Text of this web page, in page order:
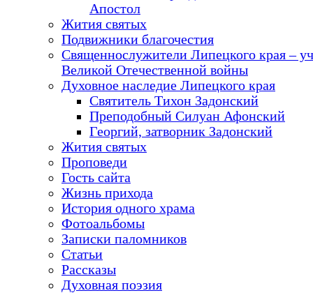
Апостол
Жития святых
Подвижники благочестия
Священнослужители Липецкого края –
Великой Отечественной войны
Духовное наследие Липецкого края
Святитель Тихон Задонский
Преподобный Силуан Афонский
Георгий, затворник Задонский
Жития святых
Проповеди
Гость сайта
Жизнь прихода
История одного храма
Фотоальбомы
Записки паломников
Статьи
Рассказы
Духовная поэзия